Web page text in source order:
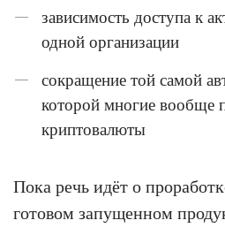
зависимость доступа к
одной организации
сокращение той самой
которой многие вообще
криптовалюты
Пока речь идёт о
готовом запущенном